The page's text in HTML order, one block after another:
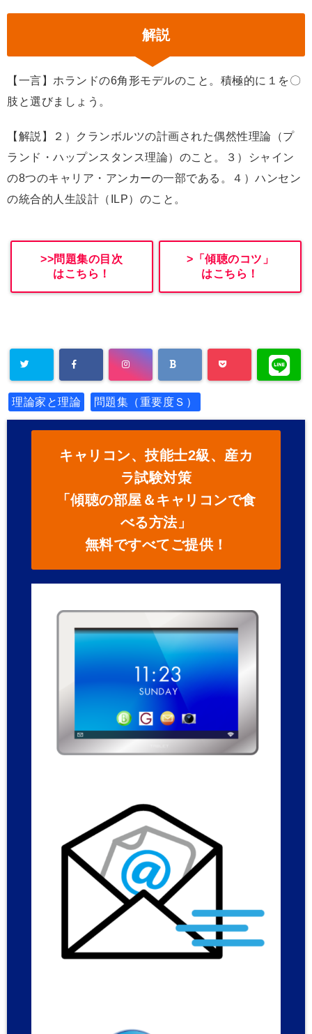
解説
【一言】ホランドの6角形モデルのこと。積極的に１を〇
肢と選びましょう。
【解説】２）クランボルツの計画された偶然性理論（プ
ランド・ハップンスタンス理論）のこと。３）シャイン
の8つのキャリア・アンカーの一部である。４）ハンセン
の統合的人生設計（ILP）のこと。
>>問題集の目次
はこちら！
>「傾聴のコツ」
はこちら！
理論家と理論 問題集（重要度Ｓ）
キャリコン、技能士2級、産カ
ラ試験対策
「傾聴の部屋＆キャリコンで食
べる方法」
無料ですべてご提供！